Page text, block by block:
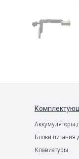
Аккумуляторы
Блоки питания
Клавиатуры